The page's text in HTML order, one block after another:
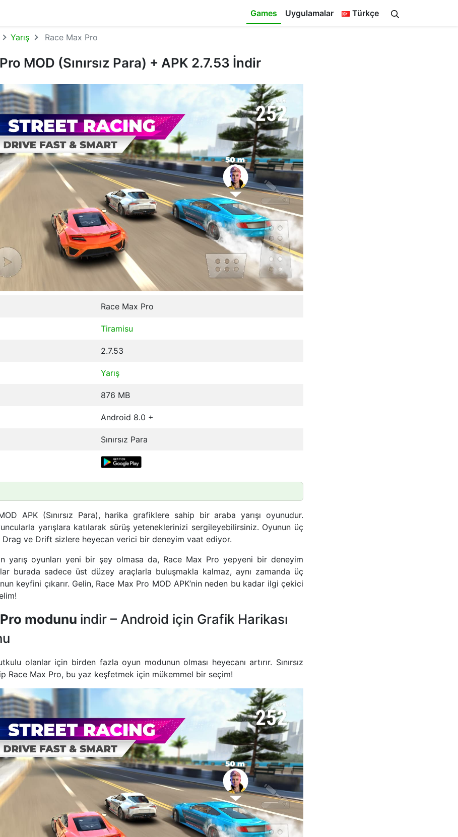
Games Uygulamalar Türkçe
Yarış Race Max Pro
MOD (Sınırsız Para) + APK 2.7.53 İndir
Race Max Pro
Tiramisu
2.7.53
Yarış
876 MB
Android 8.0 +
Sınırsız Para
APK (Sınırsız Para), harika grafiklere sahip bir araba yarışı oyunudur.
yarışlara katılarak sürüş yeteneklerinizi sergileyebilirsiniz. Oyunun üç
Drag ve Drift sizlere heyecan verici bir deneyim vaat ediyor.
yarış oyunları yeni bir şey olmasa da, Race Max Pro yepyeni bir deneyim
burada sadece üst düzey araçlarla buluşmakla kalmaz, aynı zamanda üç
keyfini çıkarır. Gelin, Race Max Pro MOD APK’nin neden bu kadar ilgi çekici
modunu indir – Android için Grafik Harikası
olanlar için birden fazla oyun modunun olması heyecanı artırır. Sınırsız
Race Max Pro, bu yaz keşfetmek için mükemmel bir seçim!